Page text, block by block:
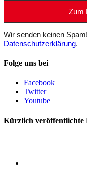
Wir senden keinen
Datenschutzerklärung.
Folge uns bei
Facebook
Twitter
Youtube
Kürzlich veröffentlichte